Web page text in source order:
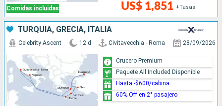
Comidas incluidas US$ 1,851 +Tasas
TURQUÍA, GRECIA, ITALIA
Celebrity Ascent 12 d Civitavecchia - Roma 28/09/2026
Crucero Premium
Paquete All Included Disponible
Hasta -$600/cabina
60% Off en 2° pasajero